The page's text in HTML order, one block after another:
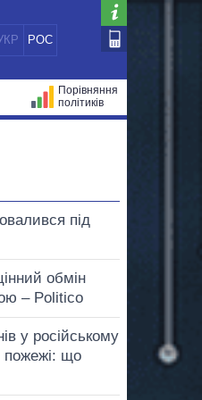
РОС
Порівняння
політиків
під
обмін
– Politico
у російському
пожежі: що